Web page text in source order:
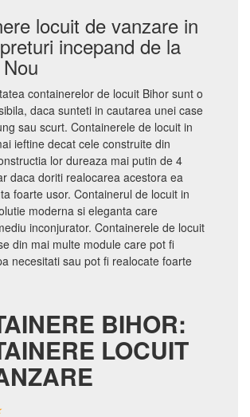
locuit de vanzare in
incepand de la
containerelor de locuit Bihor sunt o
daca sunteti in cautarea unei case
sau scurt. Containerele de locuit in
ieftine decat cele construite din
lor dureaza mai putin de 4
daca doriti realocarea acestora ea
foarte usor. Containerul de locuit in
moderna si eleganta care
inconjurator. Containerele de locuit
din mai multe module care pot fi
necesitati sau pot fi realocate foarte
BIHOR:
LOCUIT